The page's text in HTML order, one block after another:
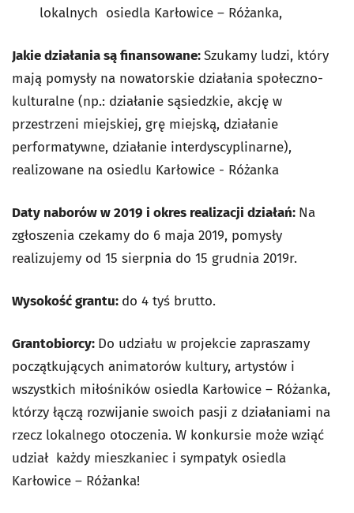
lokalnych osiedla Karłowice – Różanka,
Jakie działania są finansowane:Szukamy ludzi, który
mają pomysły na nowatorskie działania społeczno-
kulturalne (np.: działanie sąsiedzkie, akcję w
przestrzeni miejskiej, grę miejską, działanie
performatywne, działanie interdyscyplinarne),
realizowane na osiedlu Karłowice - Różanka
Daty naborów w 2019 i okres realizacji działań: Na
zgłoszenia czekamy do 6 maja 2019, pomysły
realizujemy od 15 sierpnia do 15 grudnia 2019r.
Wysokość grantu: do 4 tyś brutto.
Grantobiorcy: Do udziału w projekcie zapraszamy
początkujących animatorów kultury, artystów i
wszystkich miłośników osiedla Karłowice – Różanka,
którzy łączą rozwijanie swoich pasji z działaniami na
rzecz lokalnego otoczenia. W konkursie może wziąć
udział każdy mieszkaniec i sympatyk osiedla
Karłowice – Różanka!